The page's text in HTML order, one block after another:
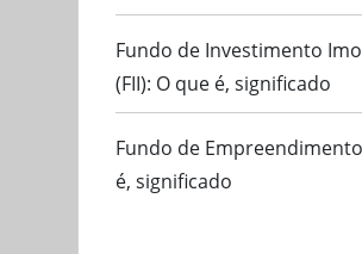
Fundo de Investimento
(FII): O que é, significado
Fundo de
é, significado